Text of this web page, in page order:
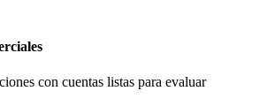
con cuentas listas para evaluar